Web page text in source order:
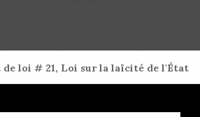
de loi # 21, Loi sur la laïcité de l'État